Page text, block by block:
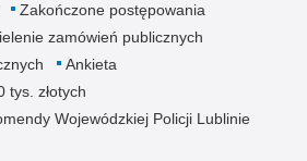
Zakończone postępowania
zamówień publicznych
Ankieta
tys. złotych
Wojewódzkiej Policji Lublinie